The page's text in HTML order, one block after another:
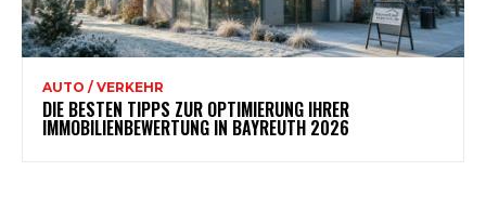
AUTO / VERKEHR
DIE BESTEN TIPPS ZUR OPTIMIERUNG IHRER
IMMOBILIENBEWERTUNG IN BAYREUTH 2026